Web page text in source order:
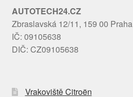
AUTOTECH24.CZ
Zbraslavská 12/11, 159 00 Praha
IČ: 09105638
DIČ: CZ09105638
Vrakoviště Citroën